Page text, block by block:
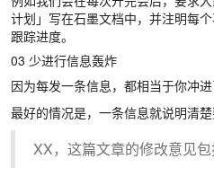
计划」写在石墨文档中，并注明每
跟踪进度。
03 少进行信息轰炸
因为每发一条信息，都相当于你冲进
最好的情况是，一条信息就说明清楚
XX，这篇文章的修改意见